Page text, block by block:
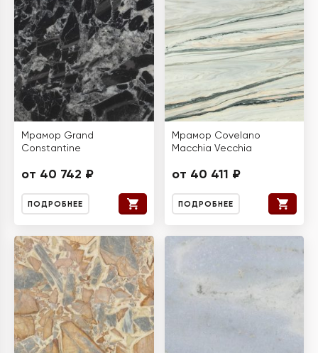
Мрамор Grand
Constantine
от 40 742 ₽
ПОДРОБНЕЕ
Мрамор Covelano
Macchia Vecchia
от 40 411 ₽
ПОДРОБНЕЕ